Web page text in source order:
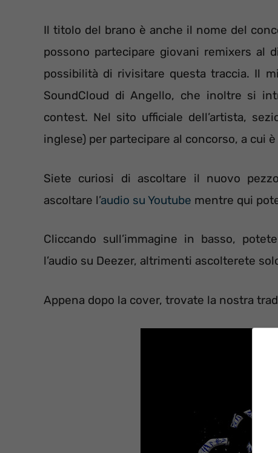
Il titolo del brano è anche il nome del
possono partecipare giovani remixers al
possibilità di rivisitare questa traccia. Il
SoundCloud di Angello, che inoltre si
contest. Nel sito ufficiale dell’artista,
inglese) per partecipare al concorso, a cui
Siete curiosi di ascoltare il nuovo
ascoltare l’audio su Youtube mentre qui
Cliccando sull’immagine in basso,
l’audio su Deezer, altrimenti ascolterete
Appena dopo la cover, trovate la nostra